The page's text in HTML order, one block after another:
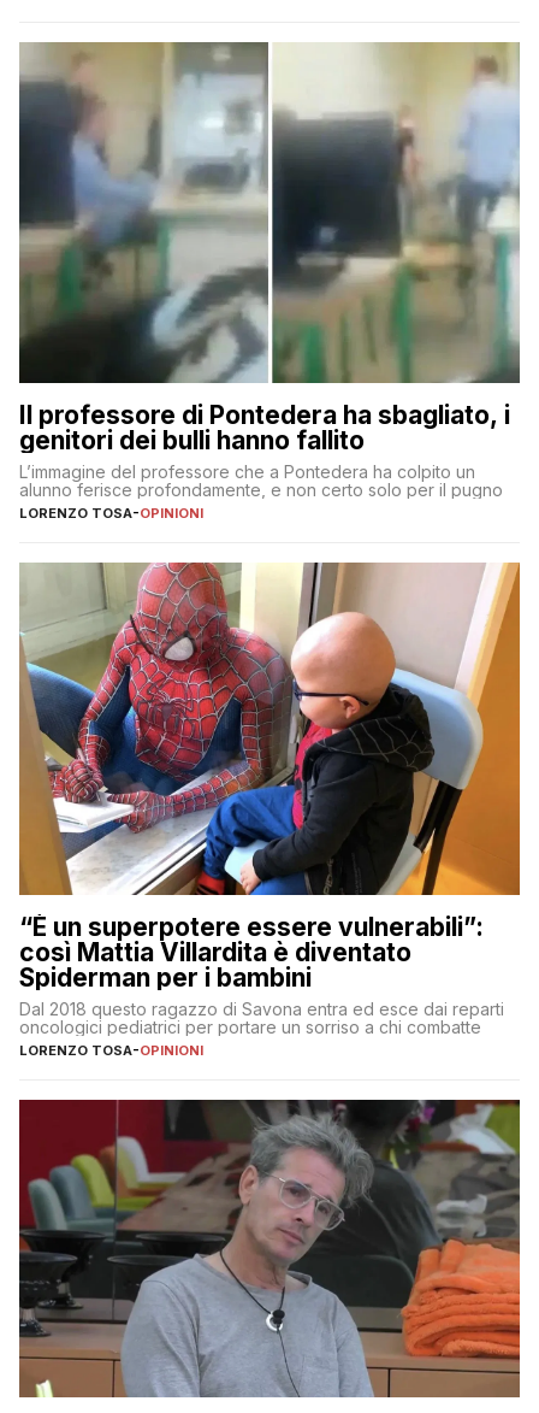
Il professore di Pontedera ha sbagliato, i
genitori dei bulli hanno fallito
L’immagine del professore che a Pontedera ha colpito un
alunno ferisce profondamente, e non certo solo per il pugno
LORENZO TOSA-OPINIONI
“È un superpotere essere vulnerabili”:
così Mattia Villardita è diventato
Spiderman per i bambini
Dal 2018 questo ragazzo di Savona entra ed esce dai reparti
oncologici pediatrici per portare un sorriso a chi combatte
LORENZO TOSA-OPINIONI